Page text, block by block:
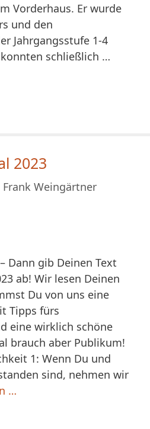
Vorderhaus. Er wurde
und den
Jahrgangsstufe 1-4
schließlich …
2023
Frank Weingärtner
Dann gib Deinen Text
ab! Wir lesen Deinen
Du von uns eine
Tipps fürs
eine wirklich schöne
brauch aber Publikum!
1: Wenn Du und
sind, nehmen wir
…